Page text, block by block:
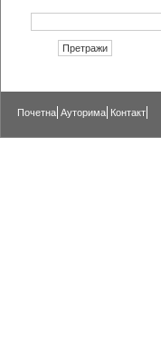
Почетна Ауторима Контакт